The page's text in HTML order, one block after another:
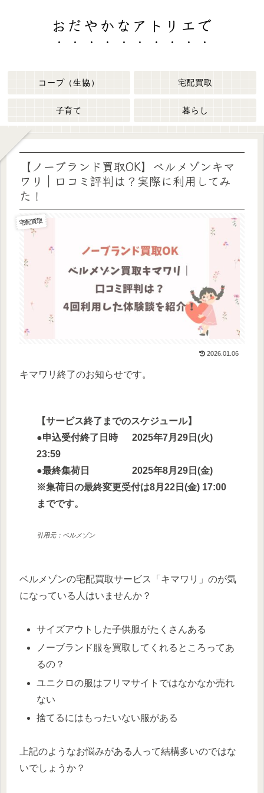
おだやかなアトリエで
コープ（生協） 宅配買取
子育て 暮らし
【ノーブランド買取OK】ベルメゾンキマ
ワリ｜口コミ評判は？実際に利用してみ
た！
宅配買取
2026.01.06
キマワリ終了のお知らせです。
【サービス終了までのスケジュール】
●申込受付終了日時 2025年7月29日(火)
23:59
●最終集荷日 2025年8月29日(金)
※集荷日の最終変更受付は8月22日(金) 17:00
までです。
引用元：ベルメゾン
ベルメゾンの宅配買取サービス「キマワリ」のが気
になっている人はいませんか？
サイズアウトした子供服がたくさんある
ノーブランド服を買取してくれるところってあ
るの？
ユニクロの服はフリマサイトではなかなか売れ
ない
捨てるにはもったいない服がある
上記のようなお悩みがある人って結構多いのではな
いでしょうか？